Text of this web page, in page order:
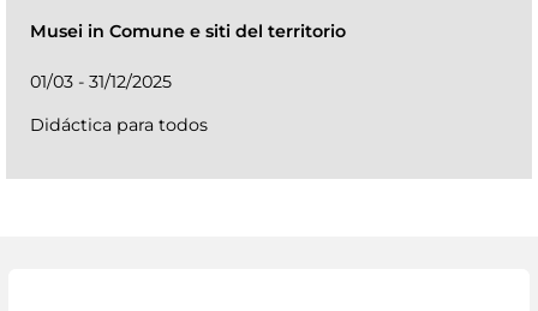
Musei in Comune e siti del territorio
01/03 - 31/12/2025
Didáctica para todos